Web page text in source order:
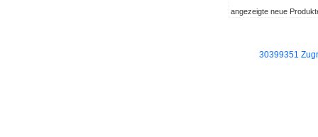
angezeigte neue
30399351